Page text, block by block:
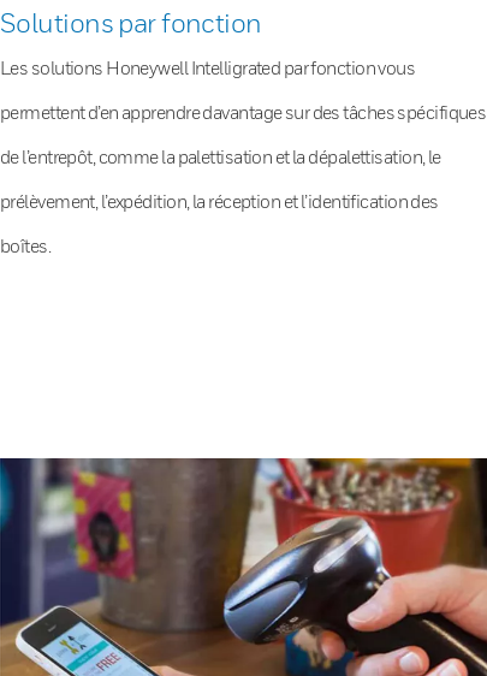
Solutions par fonction
Les solutions Honeywell Intelligrated par fonction vous
permettent d’en apprendre davantage sur des tâches spécifiques
de l’entrepôt, comme la palettisation et la dépalettisation, le
prélèvement, l’expédition, la réception et l’identification des
boîtes.